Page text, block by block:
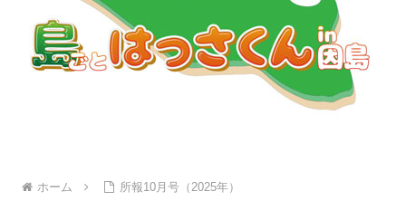
ホーム 所報10月号（2025年）